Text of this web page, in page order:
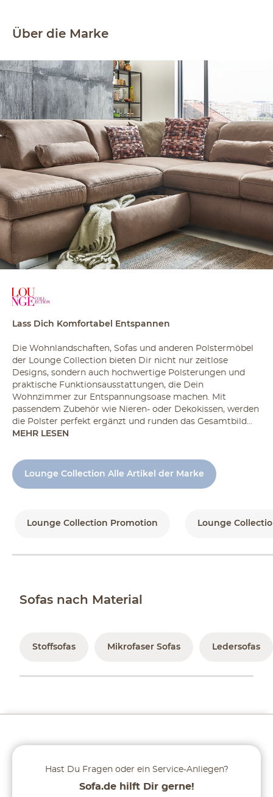
Über die Marke
Lass Dich Komfortabel Entspannen
Die Wohnlandschaften, Sofas und anderen Polstermöbel
der Lounge Collection bieten Dir nicht nur zeitlose
Designs, sondern auch hochwertige Polsterungen und
praktische Funktionsausstattungen, die Dein
Wohnzimmer zur Entspannungsoase machen. Mit
passendem Zubehör wie Nieren- oder Dekokissen, werden
die Polster perfekt ergänzt und runden das Gesamtbild...
MEHR LESEN
Lounge Collection Alle Artikel der Marke
Lounge Collection Promotion Lounge
Sofas nach Material
Stoffsofas Mikrofaser Sofas Ledersofas
Hast Du Fragen oder ein Service-Anliegen?
Sofa.de hilft Dir gerne!